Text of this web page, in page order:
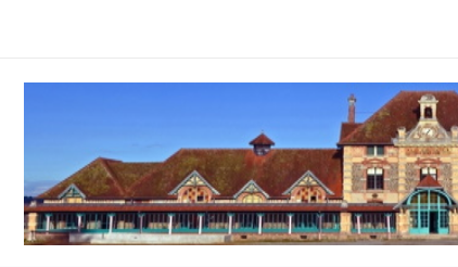
SPORTIVE